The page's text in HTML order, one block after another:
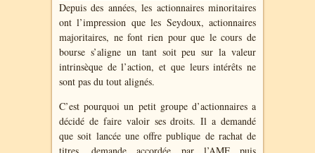
Depuis des années, les actionnaires minoritaires
ont l’impression que les Seydoux, actionnaires
majoritaires, ne font rien pour que le cours de
bourse s’aligne un tant soit peu sur la valeur
intrinsèque de l’action, et que leurs intérêts ne
sont pas du tout alignés.
C’est pourquoi un petit groupe d’actionnaires a
décidé de faire valoir ses droits. Il a demandé
que soit lancée une offre publique de rachat de